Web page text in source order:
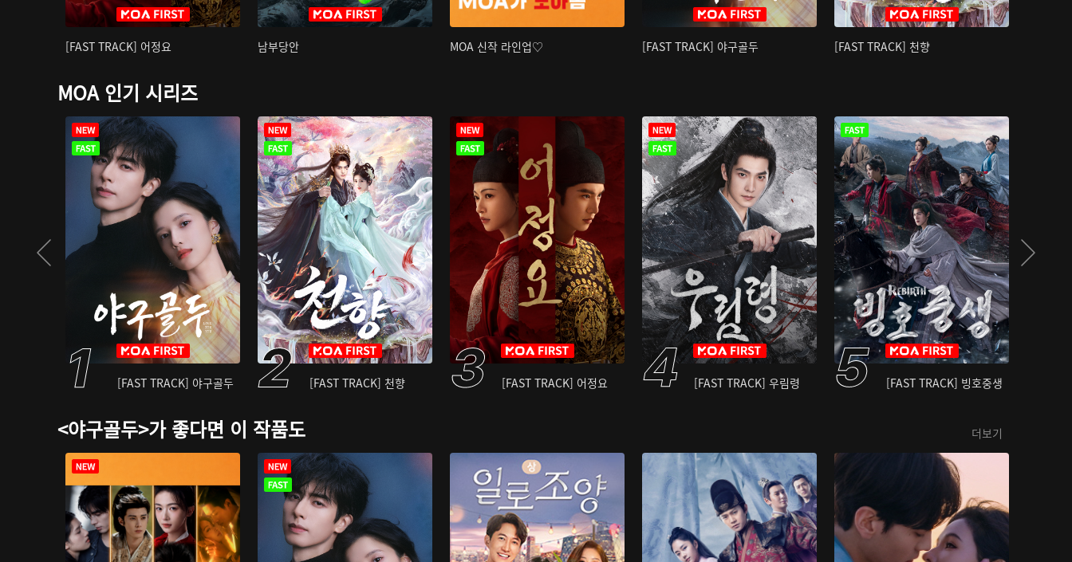
[FAST TRACK] 어정요 남부당안 MOA 신작 라인업♡ [FAST TRACK] 야구골두 [FAST TRACK] 천향
MOA 인기 시리즈
[FAST TRACK] 야구골두 [FAST TRACK] 천향 [FAST TRACK] 어정요 [FAST TRACK] 우림령 [FAST TRACK] 빙호중생
<야구골두>가 좋다면 이 작품도 더보기